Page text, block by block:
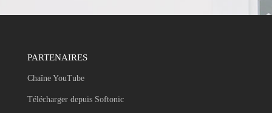
PARTENAIRES
Chaîne YouTube
Télécharger depuis Softonic